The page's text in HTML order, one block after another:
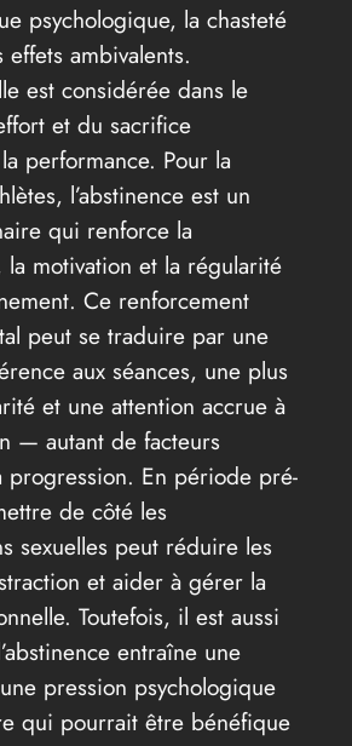
psychologique, la chasteté
ambivalents.
est considérée dans le
et du sacrifice
performance. Pour la
l’abstinence est un
qui renforce la
la motivation et la régularité
Ce renforcement
peut se traduire par une
aux séances, une plus
et une attention accrue à
— autant de facteurs
progression. En période pré-
de côté les
sexuelles peut réduire les
et aider à gérer la
Toutefois, il est aussi
entraîne une
pression psychologique
qui pourrait être bénéfique